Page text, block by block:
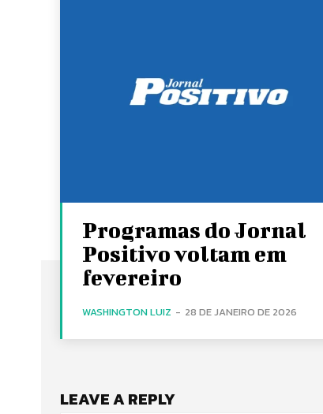
Programas do Jornal
Positivo voltam em
fevereiro
WASHINGTON LUIZ - 28 DE JANEIRO DE 2026
LEAVE A REPLY